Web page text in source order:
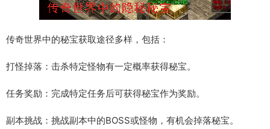
传奇世界中的秘宝获取途径多样，包括：
打怪掉落：击杀特定怪物有一定概率获得秘宝。
任务奖励：完成特定任务后可获得秘宝作为奖励。
副本挑战：挑战副本中的BOSS或怪物，有机会掉落秘宝。